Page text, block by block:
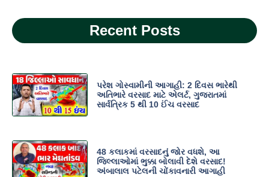
Recent Posts
પરેશ ગોસ્વામીની આગાહી: 2 દિવસ ભારેથી
અતિભારે વરસાદ માટે એલર્ટ, ગુજરાતમાં
સાર્વત્રિક 5 થી 10 ઈંચ વરસાદ
48 કલાકમાં વરસાદનું જોર વધશે, આ
જિલ્લાઓમાં ભુક્કા બોલાવી દેશે વરસાદ!
અંબાલાલ પટેલની ચોંકાવનારી આગાહી